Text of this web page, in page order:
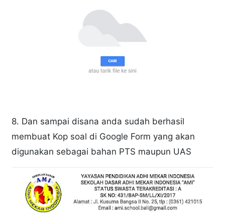
8. Dan sampai disana anda sudah berhasil
membuat Kop soal di Google Form yang akan
digunakan sebagai bahan PTS maupun UAS